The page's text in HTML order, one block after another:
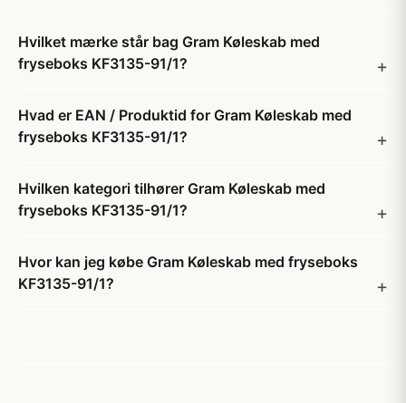
Hvilket mærke står bag Gram Køleskab med
fryseboks KF3135-91/1?
Hvad er EAN / Produktid for Gram Køleskab med
fryseboks KF3135-91/1?
Hvilken kategori tilhører Gram Køleskab med
fryseboks KF3135-91/1?
Hvor kan jeg købe Gram Køleskab med fryseboks
KF3135-91/1?